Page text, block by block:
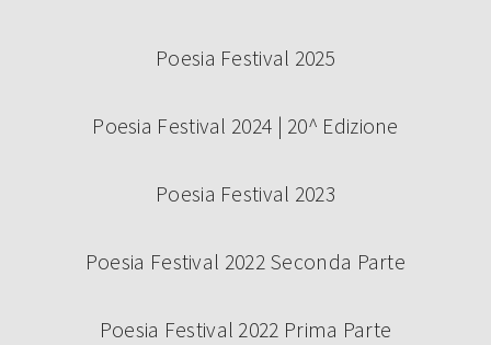
Poesia Festival 2025
Poesia Festival 2024 | 20^ Edizione
Poesia Festival 2023
Poesia Festival 2022 Seconda Parte
Poesia Festival 2022 Prima Parte